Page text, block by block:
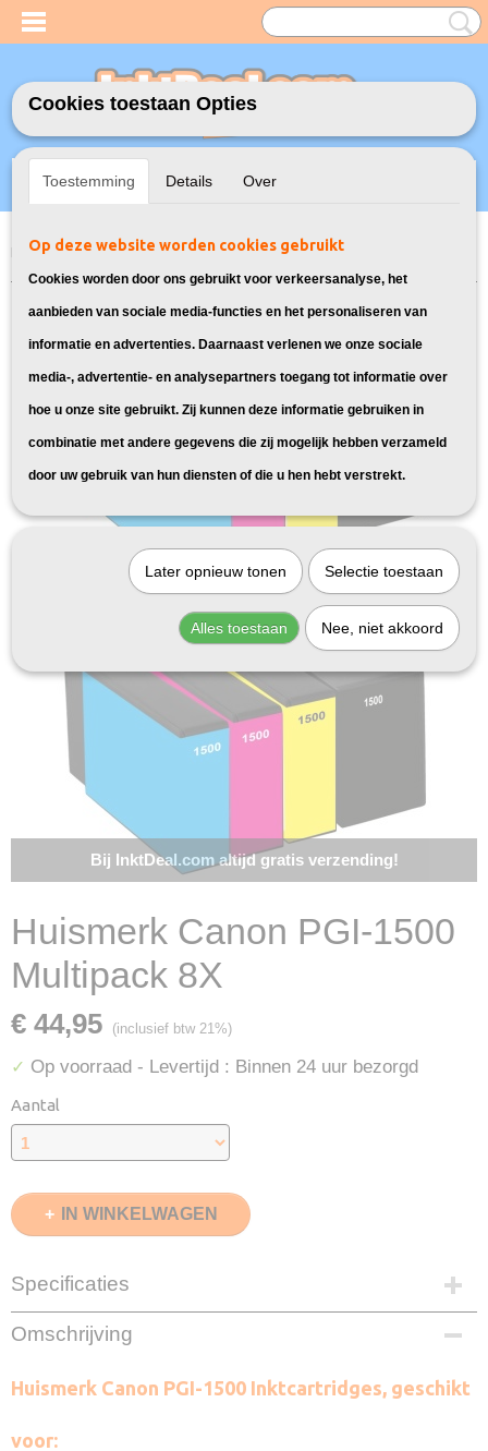
Inloggen Registreren
UW WINKELWAGEN
Home>Inktcartridges >Geschikt voor Canon>Huismerk Canon PGI-
Bij InktDeal.com altijd gratis verzending!
Huismerk Canon PGI-1500
Multipack 8X
€ 44,95 (inclusief btw 21%)
✓ Op voorraad - Levertijd : Binnen 24 uur bezorgd
Aantal
IN WINKELWAGEN
Specificaties
EAN code
8720153533669
2X 38ml
2X 18ml
Omschrijving
Huismerk Canon PGI-1500 Inktcartridges, geschikt
voor:
Cookies toestaan Opties
Toestemming Details Over
Op deze website worden cookies gebruikt
Cookies worden door ons gebruikt voor verkeersanalyse, het
aanbieden van sociale media-functies en het personaliseren van
informatie en advertenties. Daarnaast verlenen we onze sociale
media-, advertentie- en analysepartners toegang tot informatie over
hoe u onze site gebruikt. Zij kunnen deze informatie gebruiken in
combinatie met andere gegevens die zij mogelijk hebben verzameld
door uw gebruik van hun diensten of die u hen hebt verstrekt.
Later opnieuw tonen Selectie toestaan
Alles toestaan Nee, niet akkoord